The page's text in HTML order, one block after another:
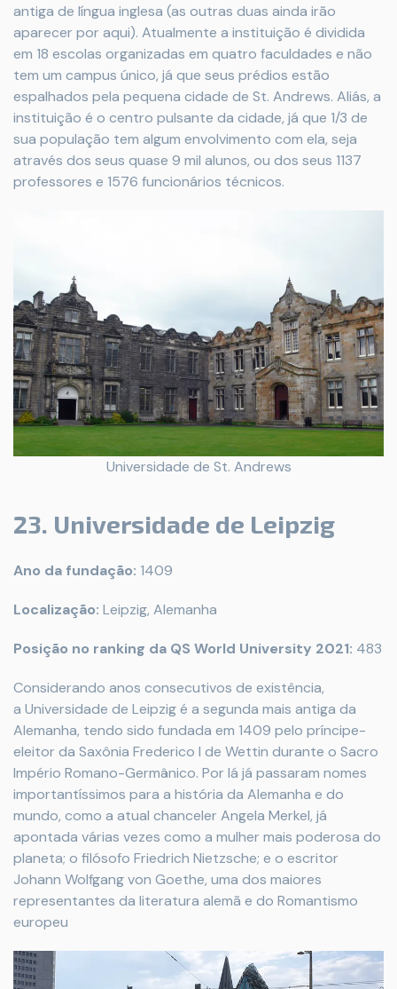
antiga de língua inglesa (as outras duas ainda irão
aparecer por aqui). Atualmente a instituição é dividida
em 18 escolas organizadas em quatro faculdades e não
tem um campus único, já que seus prédios estão
espalhados pela pequena cidade de St. Andrews. Aliás, a
instituição é o centro pulsante da cidade, já que 1/3 de
sua população tem algum envolvimento com ela, seja
através dos seus quase 9 mil alunos, ou dos seus 1137
professores e 1576 funcionários técnicos.
Universidade de St. Andrews
23. Universidade de Leipzig
Ano da fundação: 1409
Localização: Leipzig, Alemanha
Posição no ranking da QS World University 2021: 483
Considerando anos consecutivos de existência,
a Universidade de Leipzig é a segunda mais antiga da
Alemanha, tendo sido fundada em 1409 pelo príncipe-
eleitor da Saxônia Frederico I de Wettin durante o Sacro
Império Romano-Germânico. Por lá já passaram nomes
importantíssimos para a história da Alemanha e do
mundo, como a atual chanceler Angela Merkel, já
apontada várias vezes como a mulher mais poderosa do
planeta; o filósofo Friedrich Nietzsche; e o escritor
Johann Wolfgang von Goethe, uma dos maiores
representantes da literatura alemã e do Romantismo
europeu